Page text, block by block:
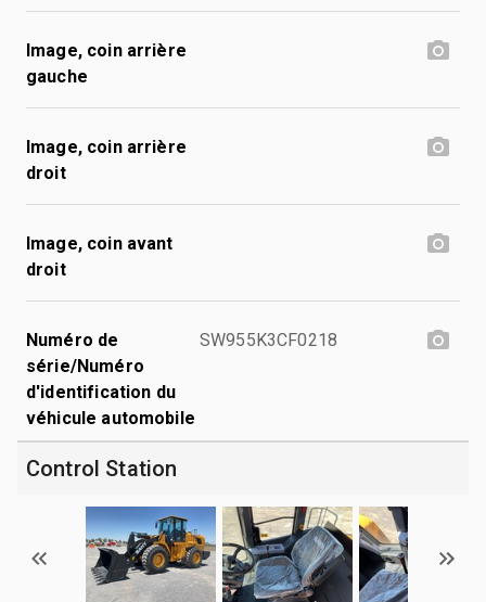
Image, coin arrière
gauche
Image, coin arrière
droit
Image, coin avant
droit
Numéro de
série/Numéro
d'identification du
véhicule automobile
SW955K3CF0218
Control Station